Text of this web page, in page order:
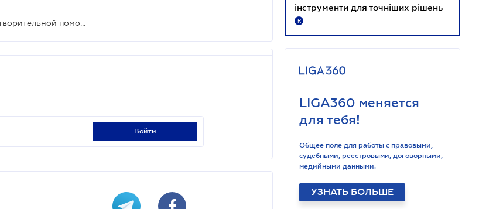
Может быть расширен список целевой благотворительной помощи, освобождаемой от налогов
войти
інструменти для точніших рішень
R
LIGA360 меняется
для тебя!
Общее поле для работы с правовыми,
судебными, реестровыми, договорными,
медийными данными.
УЗНАТЬ БОЛЬШЕ